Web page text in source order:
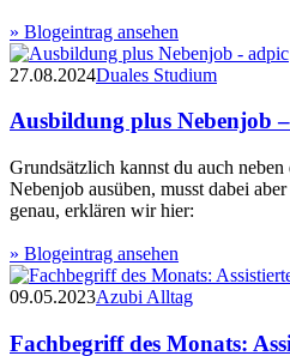
» Blogeintrag ansehen
27.08.2024Duales Studium
Ausbildung plus Nebenjob
Grundsätzlich kannst du auch
Nebenjob ausüben, musst dabei
genau, erklären wir hier:
» Blogeintrag ansehen
09.05.2023Azubi Alltag
Fachbegriff des Monats: